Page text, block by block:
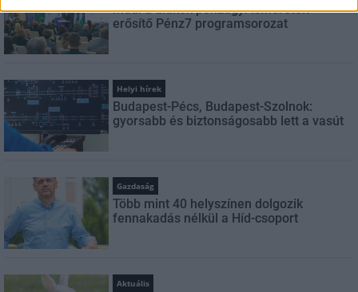
Indul a diákok pénzügyi ismereteit
erősítő Pénz7 programsorozat
Helyi hírek
Budapest-Pécs, Budapest-Szolnok:
gyorsabb és biztonságosabb lett a vasút
Gazdaság
Több mint 40 helyszínen dolgozik
fennakadás nélkül a Híd-csoport
Aktuális